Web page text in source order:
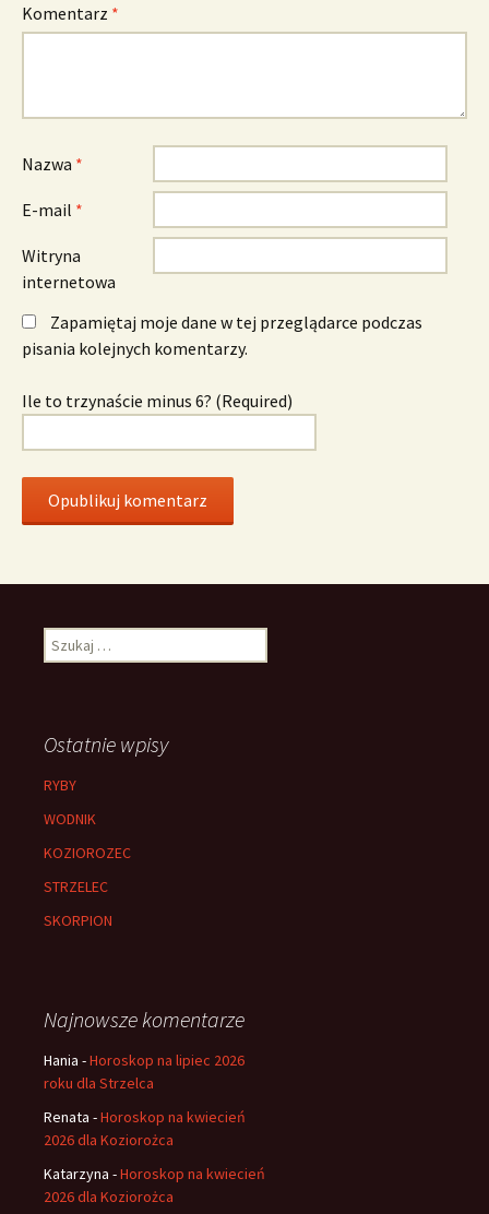
Komentarz *
Nazwa *
E-mail *
Witryna
internetowa
Zapamiętaj moje dane w tej przeglądarce podczas
pisania kolejnych komentarzy.
Ile to trzynaście minus 6? (Required)
Szukaj:
Ostatnie wpisy
RYBY
WODNIK
KOZIOROZEC
STRZELEC
SKORPION
Najnowsze komentarze
Hania -Horoskop na lipiec 2026
roku dla Strzelca
Renata -Horoskop na kwiecień
2026 dla Koziorożca
Katarzyna -Horoskop na kwiecień
2026 dla Koziorożca